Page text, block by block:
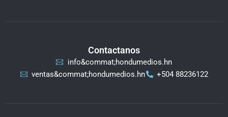
Contactanos
info&commat;hondumedios.hn
ventas&commat;hondumedios.hn
+504 88236122